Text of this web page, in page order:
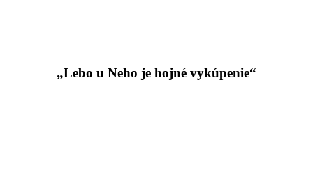
„Lebo u Neho je hojné vykúpenie“